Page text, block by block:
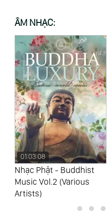
ÂM NHẠC:
01:03:08
Nhạc Phật - Buddhist
Music Vol.2 (Various
Artists)